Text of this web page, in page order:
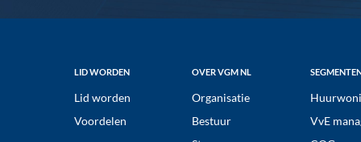
LID WORDEN
Lid worden
Voordelen
OVER VGM NL
Organisatie
Bestuur
VvE